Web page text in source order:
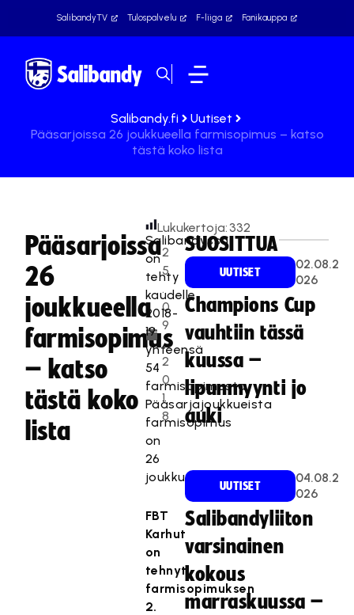
SalibandyTV Tulospalvelu F-liiga Fanikauppa
Salibandy.fi
Uutiset
Pääsarjoissa 26 joukkueella farmisopimus – katso
tästä koko lista
Pääsarjoissa
26
joukkueella
farmisopimus
– katso
tästä koko
lista
2
5
.
0
9
.
2
0
1
8
Lukukertoja: 332
Salibandyssä
on
tehty
kaudelle
2018-
19
yhteensä
54
farmisopimusta.
Pääsarjajoukkueista
farmisopimus
on
26
joukkueella.
FBT
Karhut
on
tehnyt
farmisopimuksen
2.
SUOSITTUA
UUTISET
02.08.2
026
Champions Cup
vauhtiin tässä
kuussa –
lipunmyynti jo
auki
UUTISET
04.08.2
026
Salibandyliiton
varsinainen
kokous
marraskuussa –